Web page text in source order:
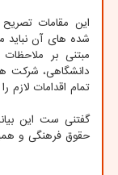
این مقامات
شده های آن نباید
مبتنی بر
دانشگاهی، شرکت
تمام اقدامات لازم
گفتنی ست این
حقوق فرهنگی و